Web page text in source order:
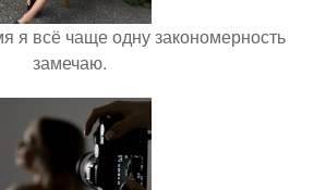
я всё чаще одну закономерность
замечаю.